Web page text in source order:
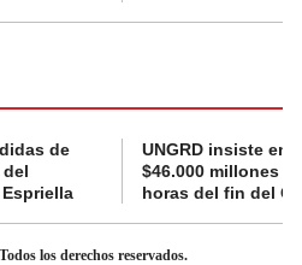
de
UNGRD insiste en
$46.000 millones
horas del fin del
los derechos reservados.